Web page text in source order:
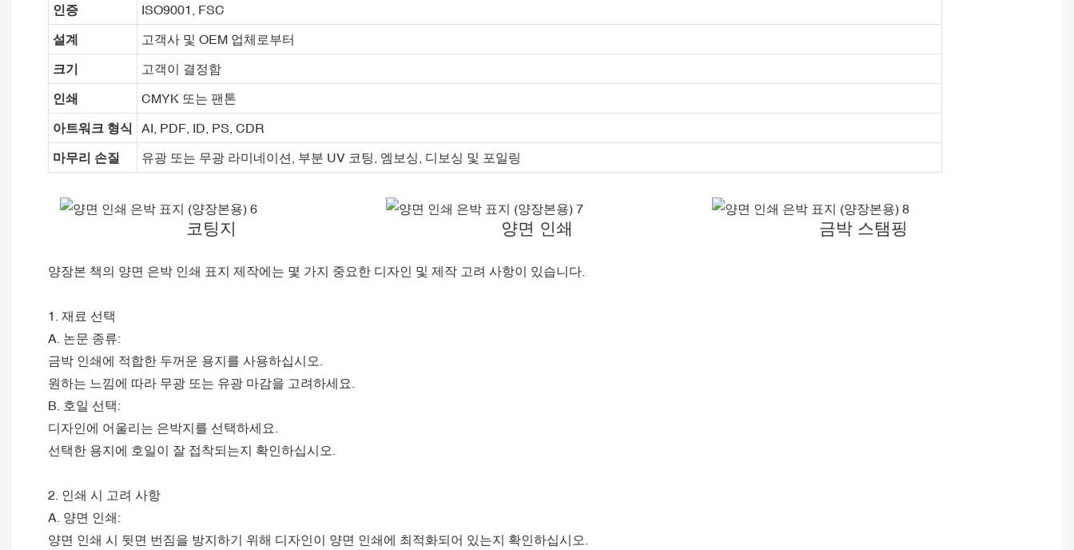
인증 ISO9001, FSC
설계 고객사 및 OEM 업체로부터
크기 고객이 결정함
인쇄 CMYK 또는 팬톤
아트워크 형식 AI, PDF, ID, PS, CDR
마무리 손질 유광 또는 무광 라미네이션, 부분 UV 코팅, 엠보싱, 디보싱 및 포일링
코팅지 양면 인쇄 금박 스탬핑
양장본 책의 양면 은박 인쇄 표지 제작에는 몇 가지 중요한 디자인 및 제작 고려 사항이 있습니다.
1. 재료 선택
A. 논문 종류:
금박 인쇄에 적합한 두꺼운 용지를 사용하십시오.
원하는 느낌에 따라 무광 또는 유광 마감을 고려하세요.
B. 호일 선택:
디자인에 어울리는 은박지를 선택하세요.
선택한 용지에 호일이 잘 ​​접착되는지 확인하십시오.
2. 인쇄 시 고려 사항
A. 양면 인쇄:
양면 인쇄 시 뒷면 번짐을 방지하기 위해 디자인이 양면 인쇄에 최적화되어 있는지 확인하십시오.